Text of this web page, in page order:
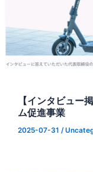
【インタビュー
ム促進事業
2025-07-31 /